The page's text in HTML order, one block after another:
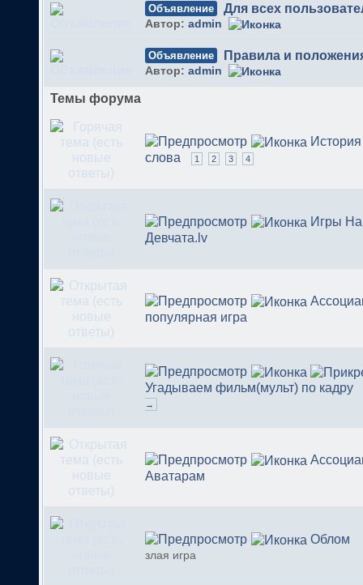
Объявление Для всех
Автор: admin
Объявление Правила и
Автор: admin
Темы форума
слова
1 2 3 4
Игры
Девчата.lv
популярная игра
Угадываем фильм(мульт) по кадру
→
Аватарам
Облом
злая игра